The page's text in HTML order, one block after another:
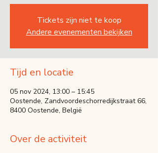
Tickets zijn niet te koop
Andere evenementen bekijken
Tijd en locatie
05 nov 2024, 13:00 – 15:45
Oostende, Zandvoordeschorredijkstraat 66,
8400 Oostende, België
Over de activiteit